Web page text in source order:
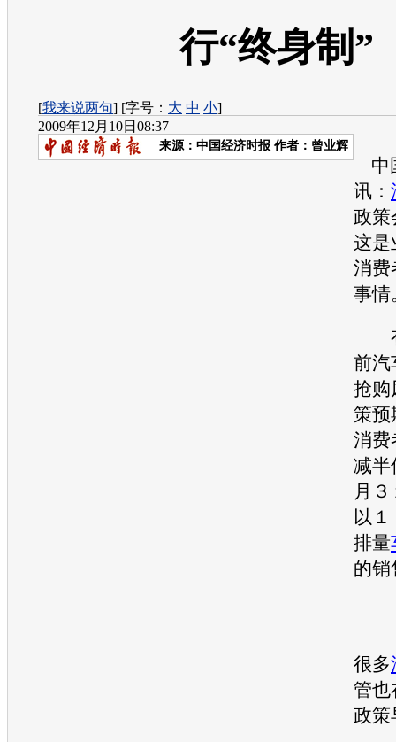
行“终身制”
[我来说两句] [字号： 大 中 小]
2009年12月10日08:37
来源： 中国经济时报 作者：曾业辉
中
讯：
政策
这是
消费
事情
有
前汽
抢购
策预
消费
减半
月
以
排量
的销
很多
管也
政策